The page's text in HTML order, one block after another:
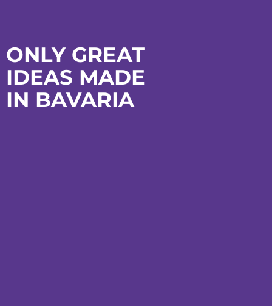
ONLY GREAT
IDEAS MADE
IN BAVARIA